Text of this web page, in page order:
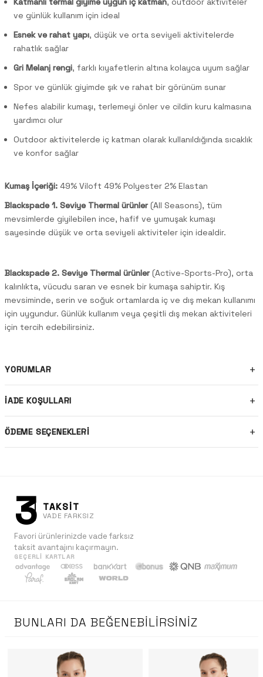
ve günlük kullanım için ideal
Esnek ve rahat yapı, düşük ve orta seviyeli aktivitelerde
rahatlık sağlar
Gri Melanj rengi, farklı kıyafetlerin altına kolayca uyum sağlar
Spor ve günlük giyimde şık ve rahat bir görünüm sunar
Nefes alabilir kumaşı, terlemeyi önler ve cildin kuru kalmasına
yardımcı olur
Outdoor aktivitelerde iç katman olarak kullanıldığında sıcaklık
ve konfor sağlar
Kumaş İçeriği: 49% Viloft 49% Polyester 2% Elastan
Blackspade 1. Seviye Thermal ürünler (All Seasons), tüm
mevsimlerde giyilebilen ince, hafif ve yumuşak kumaşı
sayesinde düşük ve orta seviyeli aktiviteler için idealdir.
Blackspade 2. Seviye Thermal ürünler (Active-Sports-Pro), orta
kalınlıkta, vücudu saran ve esnek bir kumaşa sahiptir. Kış
mevsiminde, serin ve soğuk ortamlarda iç ve dış mekan kullanımı
için uygundur. Günlük kullanım veya çeşitli dış mekan aktiviteleri
için tercih edebilirsiniz.
YORUMLAR
İADE KOŞULLARI
ÖDEME SEÇENEKLERI
3 TAKSİT
VADE FARKSIZ
Favori ürünlerinizde vade farksız
taksit avantajını kaçırmayın.
GEÇERLI KARTLAR
BUNLARI DA BEĞENEBILIRSINIZ